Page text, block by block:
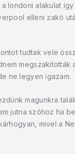
a londoni alakulat
elleni zakó
tudtak vele
ne legyen igazam.
magunkra
jutna szóhoz ha
mivel a